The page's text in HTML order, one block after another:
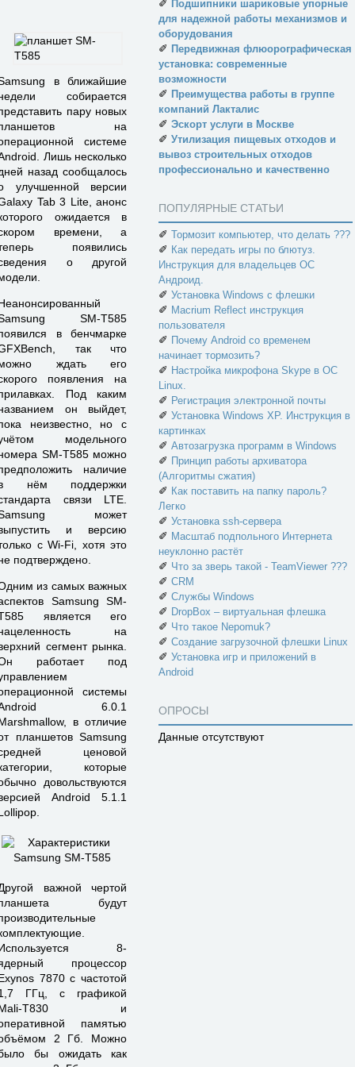
в ближайшие
собирается
пару новых
на
системе
Лишь несколько
назад сообщалось
улучшенной версии
Tab 3 Lite, анонс
ожидается в
времени, а
появились
о другой
SM-T585
в бенчмарке
так что
ждать его
появления на
Под каким
он выйдет,
неизвестно, но с
модельного
SM-T585 можно
наличие
нём поддержки
связи LTE.
может
и версию
с Wi-Fi, хотя это
подтверждено.
из самых важных
Samsung SM-
является его
на
сегмент рынка.
работает под
системы
6.0.1
в отличие
планшетов Samsung
ценовой
которые
довольствуются
Android 5.1.1
важной чертой
будут
8-
процессор
7870 с частотой
ГГц, с графикой
T830 и
памятью
2 Гб. Можно
бы ожидать как
✐ Подшипники шариковые упорные
для надежной работы механизмов и
оборудования
✐ Передвижная флюорографическая
установка: современные
возможности
✐ Преимущества работы в группе
компаний Лакталис
✐ Эскорт услуги в Москве
✐ Утилизация пищевых отходов и
вывоз строительных отходов
профессионально и качественно
ПОПУЛЯРНЫЕ СТАТЬИ
✐ Тормозит компьютер, что делать ???
✐ Как передать игры по блютуз.
Инструкция для владельцев ОС
Андроид.
✐ Установка Windows с флешки
✐ Macrium Reflect инструкция
пользователя
✐ Почему Android со временем
начинает тормозить?
✐ Настройка микрофона Skype в ОС
Linux.
✐ Регистрация электронной почты
✐ Установка Windows XP. Инструкция в
картинках
✐ Автозагрузка программ в Windows
✐ Принцип работы архиватора
(Алгоритмы сжатия)
✐ Как поставить на папку пароль?
Легко
✐ Установка ssh-сервера
✐ Масштаб подпольного Интернета
неуклонно растёт
✐ Что за зверь такой - TeamViewer ???
✐ CRM
✐ Службы Windows
✐ DropBox – виртуальная флешка
✐ Что такое Nepomuk?
✐ Создание загрузочной флешки Linux
✐ Установка игр и приложений в
Android
ОПРОСЫ
Данные отсутствуют